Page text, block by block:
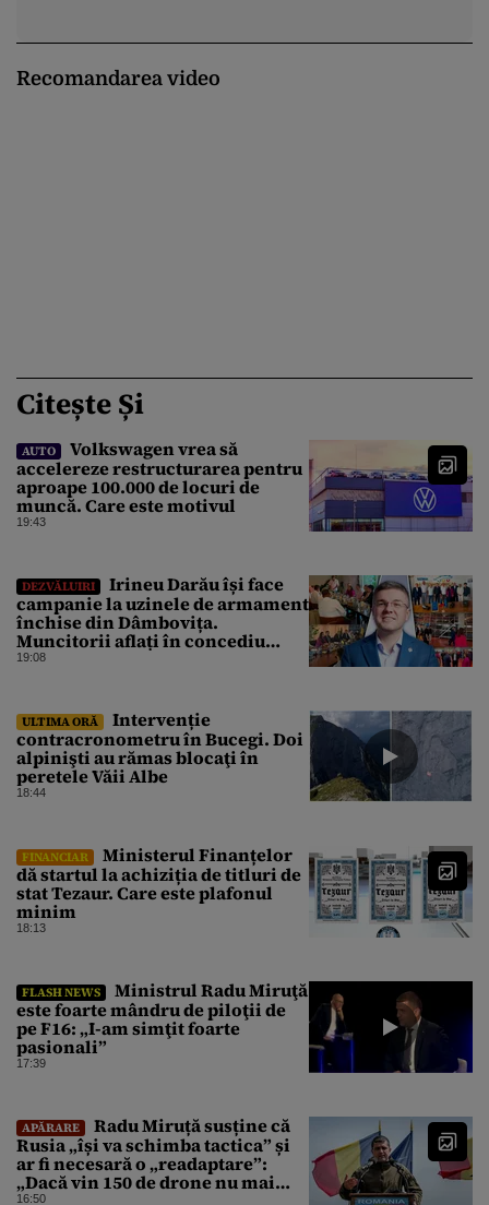
Recomandarea video
Citește Și
AUTO
Volkswagen vrea să
accelereze restructurarea pentru
aproape 100.000 de locuri de
muncă. Care este motivul
19:43
DEZVĂLUIRI
Irineu Darău își face
campanie la uzinele de armament
închise din Dâmbovița.
Muncitorii aflați în concediu
forțat din cauza lipsei comenzilor
19:08
ULTIMA ORĂ
Intervenție
contracronometru în Bucegi. Doi
alpinişti au rămas blocaţi în
peretele Văii Albe
18:44
FINANCIAR
Ministerul Finanțelor
dă startul la achiziția de titluri de
stat Tezaur. Care este plafonul
minim
18:13
FLASH NEWS
Ministrul Radu Miruţă
este foarte mândru de piloţii de
pe F16: „I-am simţit foarte
pasionali”
17:39
APĂRARE
Radu Miruță susține că
Rusia „își va schimba tactica” și
ar fi necesară o „readaptare”:
„Dacă vin 150 de drone nu mai
16:50